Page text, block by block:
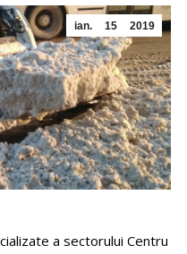
ian. 15 2019
a sectorului Centru